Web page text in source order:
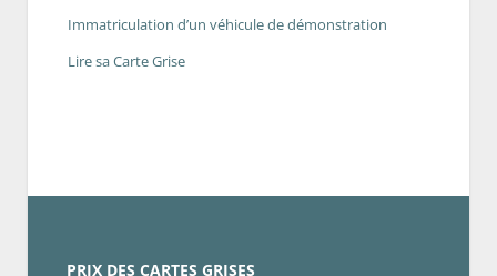
Immatriculation d’un véhicule de démonstration
Lire sa Carte Grise
PRIX DES CARTES GRISES